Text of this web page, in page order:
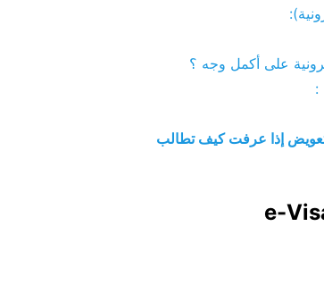
على أكمل وجه ؟
الطيران (أو إلغائها): كيف تحصل على 600 يورو كتعويض إذا عرفت كيف تطالب